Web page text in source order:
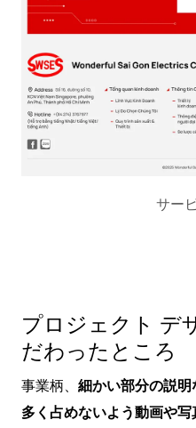
サー
プロジェクト デ
だわったところ
事業柄、 細かい部分の説
多く占めないよう動画や